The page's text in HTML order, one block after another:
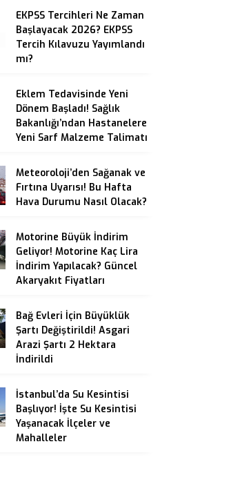
EKPSS Tercihleri Ne Zaman
Başlayacak 2026? EKPSS
Tercih Kılavuzu Yayımlandı
mı?
Eklem Tedavisinde Yeni
Dönem Başladı! Sağlık
Bakanlığı’ndan Hastanelere
Yeni Sarf Malzeme Talimatı
Meteoroloji’den Sağanak ve
Fırtına Uyarısı! Bu Hafta
Hava Durumu Nasıl Olacak?
Motorine Büyük İndirim
Geliyor! Motorine Kaç Lira
İndirim Yapılacak? Güncel
Akaryakıt Fiyatları
Bağ Evleri İçin Büyüklük
Şartı Değiştirildi! Asgari
Arazi Şartı 2 Hektara
İndirildi
İstanbul’da Su Kesintisi
Başlıyor! İşte Su Kesintisi
Yaşanacak İlçeler ve
Mahalleler